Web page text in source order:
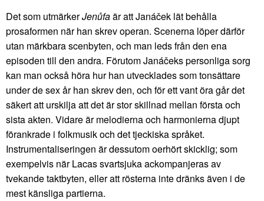
Det som utmärkerJenůfaär att Janáček lät behålla
prosaformen när han skrev operan. Scenerna löper därför
utan märkbara scenbyten, och man leds från den ena
episoden till den andra. Förutom Janáčeks personliga sorg
kan man också höra hur han utvecklades som tonsättare
under de sex år han skrev den, och för ett vant öra går det
säkert att urskilja att det är stor skillnad mellan första och
sista akten. Vidare är melodierna och harmonierna djupt
förankrade i folkmusik och det tjeckiska språket.
Instrumentaliseringen är dessutom oerhört skicklig; som
exempelvis när Lacas svartsjuka ackompanjeras av
tvekande taktbyten, eller att rösterna inte dränks även i de
mest känsliga partierna.